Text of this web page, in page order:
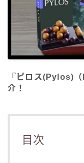
『ピロス(Pylos)
介！
目次